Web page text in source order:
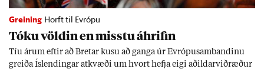
Greining Horft til Evrópu
Tóku völd­in en misstu áhrif­in
Tíu ár­um eft­ir að Bret­ar kusu að ganga úr Evr­ópu­sam­band­inu
greiða Ís­lend­ing­ar at­kvæði um hvort hefja eigi að­ild­ar­við­ræð­ur